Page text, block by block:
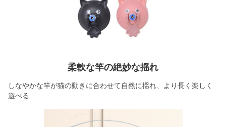
柔軟な竿の絶妙な揺れ
しなやかな竿が猫の動きに合わせて自然に揺れ、より長く楽しく
遊べる